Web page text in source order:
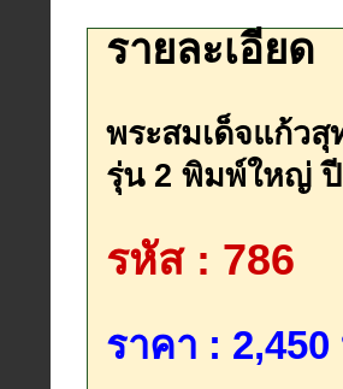
รายละเอียด
พระสมเด็จแก้ว
รุ่น 2 พิมพ์ใหญ่
รหัส : 786
ราคา :